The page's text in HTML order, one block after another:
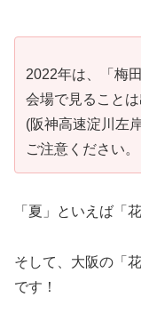
2022年は、「梅
会場で見ることは
(阪神高速淀川左
ご注意ください。
「夏」といえば「
そして、大阪の「
です！